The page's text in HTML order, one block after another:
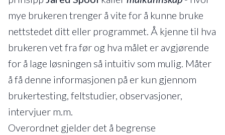
mye brukeren trenger å vite for å kunne bruke
nettstedet ditt eller programmet. Å kjenne til hva
brukeren vet fra før og hva målet er avgjørende
for å lage løsningen så intuitiv som mulig. Måter
å få denne informasjonen på er kun gjennom
brukertesting, feltstudier, observasjoner,
intervjuer m.m.
Overordnet gjelder det å begrense